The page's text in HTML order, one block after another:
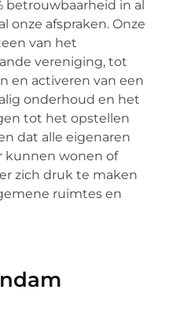
betrouwbaarheid in al
onze afspraken. Onze
van het
vereniging, tot
en activeren van een
onderhoud en het
tot het opstellen
dat alle eigenaren
kunnen wonen of
zich druk te maken
ruimtes en